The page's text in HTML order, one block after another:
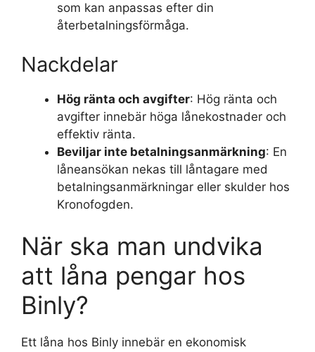
som kan anpassas efter din
återbetalningsförmåga.
Nackdelar
Hög ränta och avgifter: Hög ränta och
avgifter innebär höga lånekostnader och
effektiv ränta.
Beviljar inte betalningsanmärkning: En
låneansökan nekas till låntagare med
betalningsanmärkningar eller skulder hos
Kronofogden.
När ska man undvika
att låna pengar hos
Binly?
Ett låna hos Binly innebär en ekonomisk